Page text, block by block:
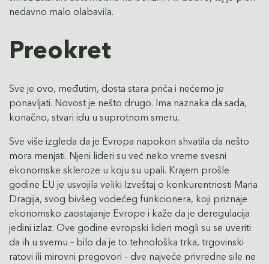
nedavno malo olabavila.
Preokret
Sve je ovo, međutim, dosta stara priča i nećemo je
ponavljati. Novost je nešto drugo. Ima naznaka da sada,
konačno, stvari idu u suprotnom smeru.
Sve više izgleda da je Evropa napokon shvatila da nešto
mora menjati. Njeni lideri su već neko vreme svesni
ekonomske skleroze u koju su upali. Krajem prošle
godine EU je usvojila veliki Izveštaj o konkurentnosti Maria
Dragija, svog bivšeg vodećeg funkcionera, koji priznaje
ekonomsko zaostajanje Evrope i kaže da je deregulacija
jedini izlaz. Ove godine evropski lideri mogli su se uveriti
da ih u svemu – bilo da je to tehnološka trka, trgovinski
ratovi ili mirovni pregovori – dve najveće privredne sile ne